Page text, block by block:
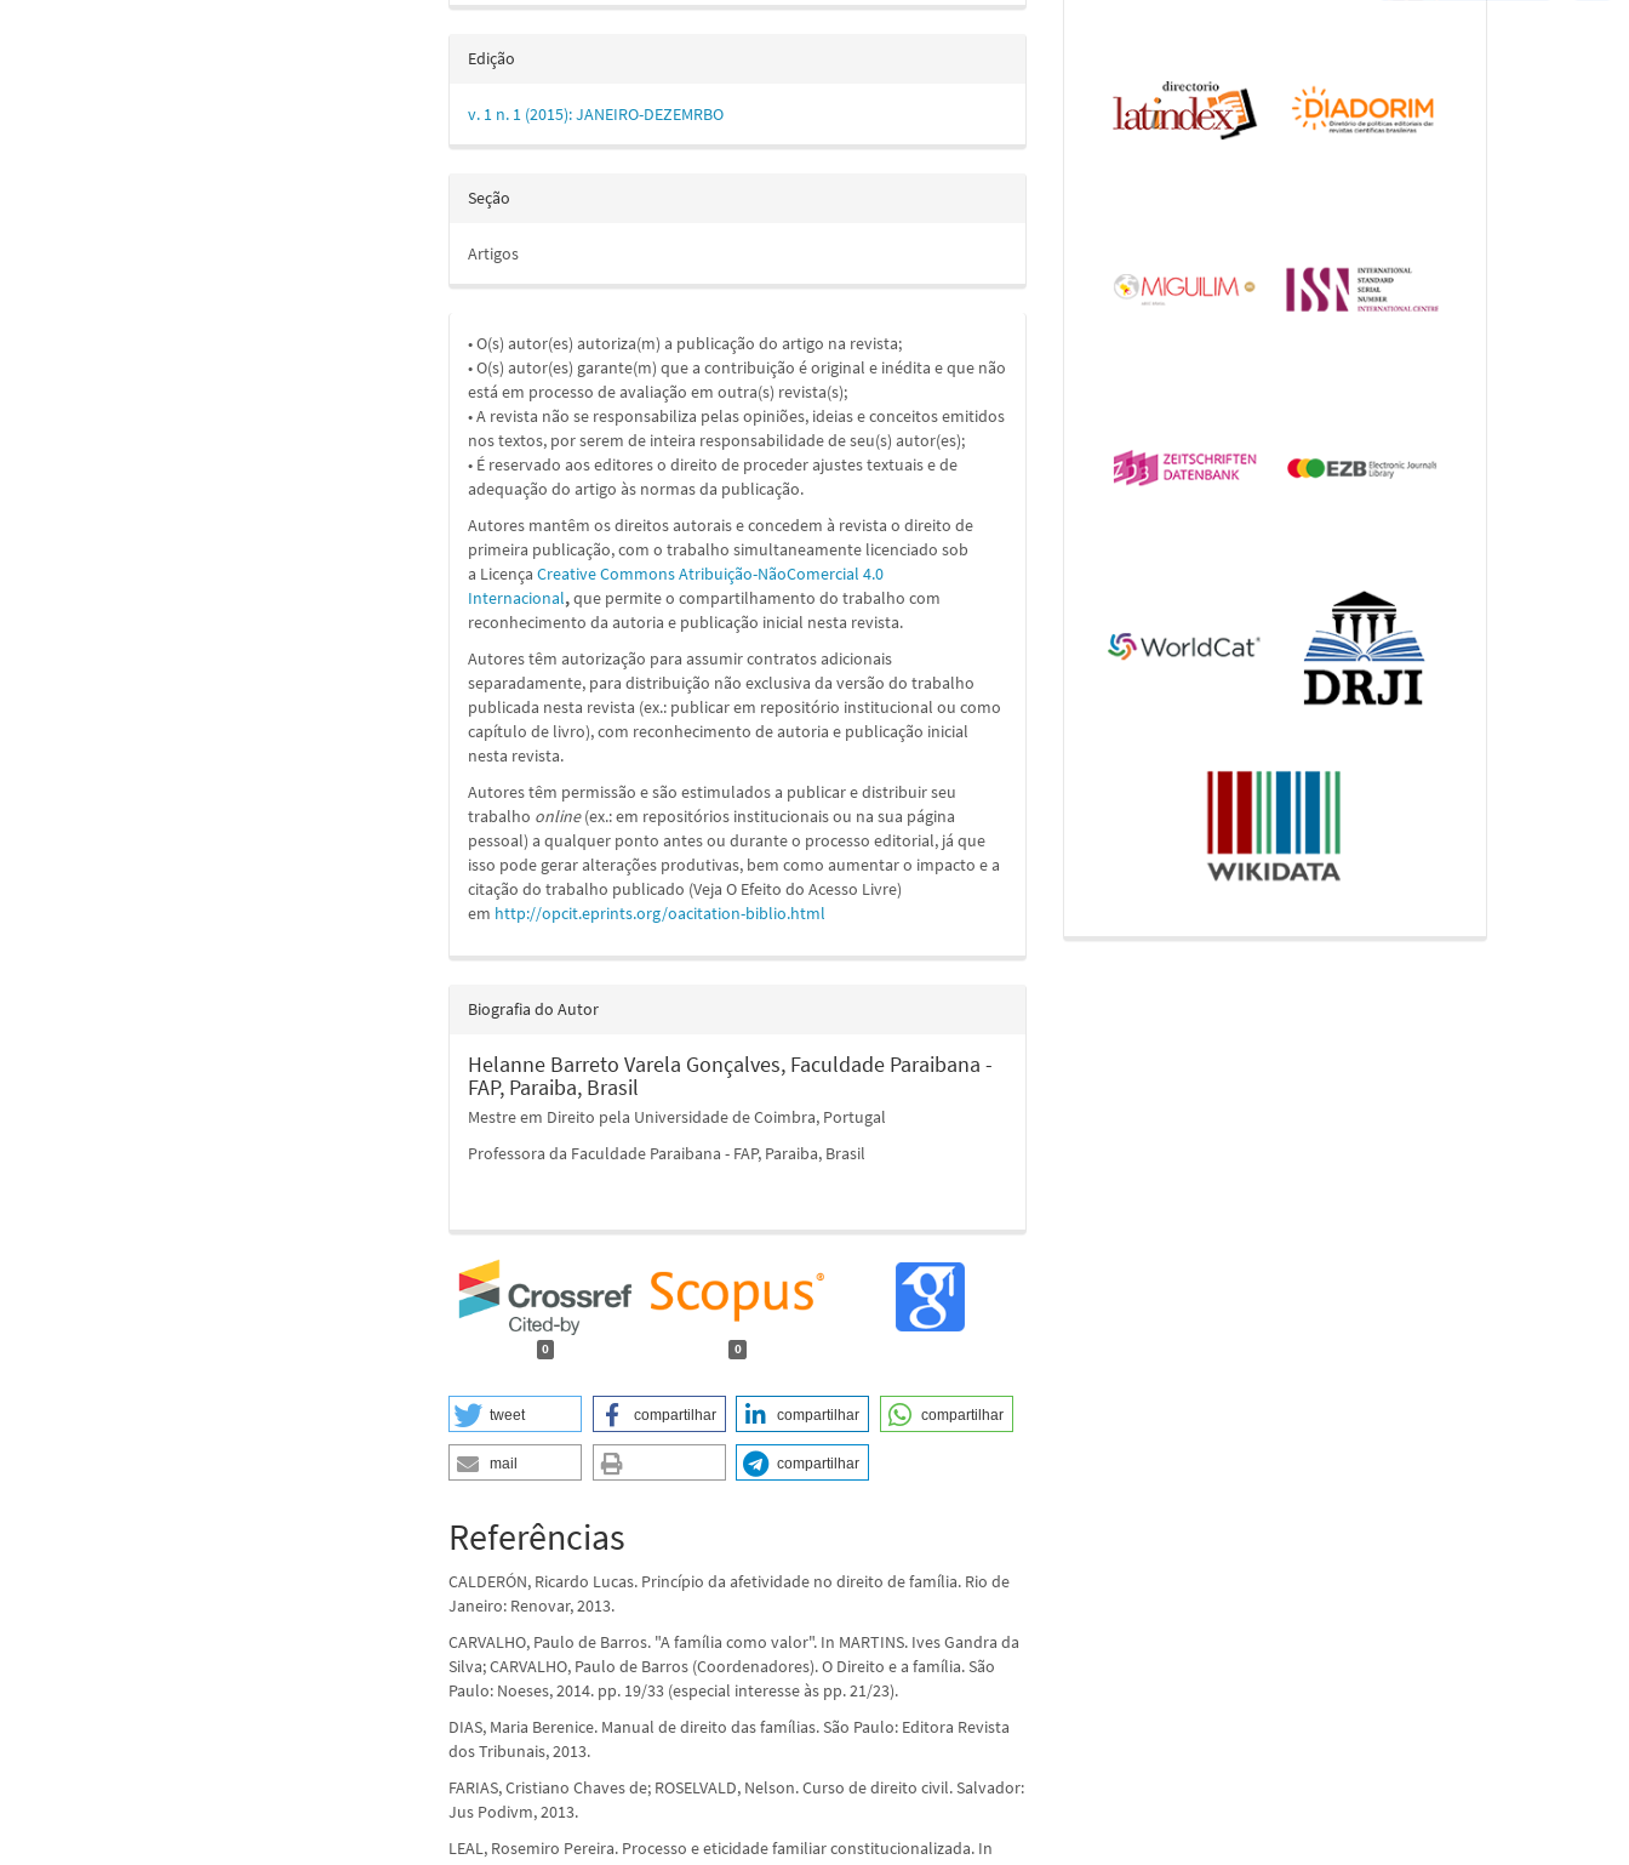
Edição
v. 1 n. 1 (2015): JANEIRO-DEZEMRBO
Seção
Artigos
• O(s) autor(es) autoriza(m) a publicação do artigo na revista;
• O(s) autor(es) garante(m) que a contribuição é original e inédita e que não
está em processo de avaliação em outra(s) revista(s);
• A revista não se responsabiliza pelas opiniões, ideias e conceitos emitidos
nos textos, por serem de inteira responsabilidade de seu(s) autor(es);
• É reservado aos editores o direito de proceder ajustes textuais e de
adequação do artigo às normas da publicação.
Autores mantêm os direitos autorais e concedem à revista o direito de
primeira publicação, com o trabalho simultaneamente licenciado sob
a LicençaCreative Commons Atribuição-NãoComercial 4.0
Internacional,que permite o compartilhamento do trabalho com
reconhecimento da autoria e publicação inicial nesta revista.
Autores têm autorização para assumir contratos adicionais
separadamente, para distribuição não exclusiva da versão do trabalho
publicada nesta revista (ex.: publicar em repositório institucional ou como
capítulo de livro), com reconhecimento de autoria e publicação inicial
nesta revista.
Autores têm permissão e são estimulados a publicar e distribuir seu
trabalho online(ex.: em repositórios institucionais ou na sua página
pessoal) a qualquer ponto antes ou durante o processo editorial, já que
isso pode gerar alterações produtivas, bem como aumentar o impacto e a
citação do trabalho publicado (Veja O Efeito do Acesso Livre)
em http://opcit.eprints.org/oacitation-biblio.html
Biografia do Autor
Helanne Barreto Varela Gonçalves, Faculdade Paraibana -
FAP, Paraiba, Brasil
Mestre em Direito pela Universidade de Coimbra, Portugal
Professora da Faculdade Paraibana - FAP, Paraiba, Brasil
0 0
tweet compartilhar compartilhar compartilhar
mail compartilhar
Referências
CALDERÓN, Ricardo Lucas. Princípio da afetividade no direito de família. Rio de
Janeiro: Renovar, 2013.
CARVALHO, Paulo de Barros. "A família como valor". In MARTINS. Ives Gandra da
Silva; CARVALHO, Paulo de Barros (Coordenadores). O Direito e a família. São
Paulo: Noeses, 2014. pp. 19/33 (especial interesse às pp. 21/23).
DIAS, Maria Berenice. Manual de direito das famílias. São Paulo: Editora Revista
dos Tribunais, 2013.
FARIAS, Cristiano Chaves de; ROSELVALD, Nelson. Curso de direito civil. Salvador:
Jus Podivm, 2013.
LEAL, Rosemiro Pereira. Processo e eticidade familiar constitucionalizada. In